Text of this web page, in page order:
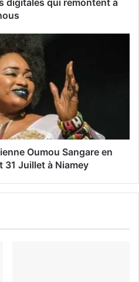
Oumou Sangare en
Juillet à Niamey